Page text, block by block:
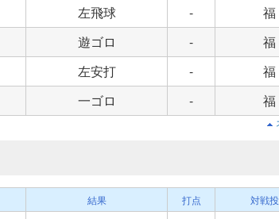
左飛球 -
福
遊ゴロ -
福
左安打 -
福
一ゴロ - 福
結果 打点 対戦